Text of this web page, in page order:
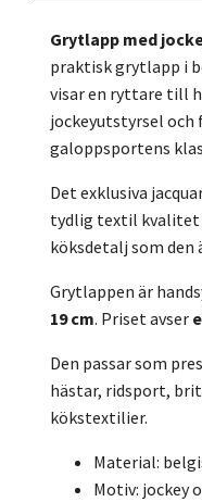
Grytlapp med
praktisk grytlapp i
visar en ryttare till
jockeyutstyrsel
galoppsportens
Det exklusiva
tydlig textil kvalitet
köksdetalj som den
Grytlappen är
19 cm. Priset avser
Den passar som
hästar, ridsport,
kökstextilier.
Material:
Motiv: jockey